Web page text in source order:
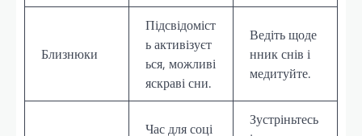
Близнюки
Підсвідоміст
ь активізуєт
ься, можливі
яскраві сни.
Ведіть щоде
нник снів і
медитуйте.
Час для соці
Зустріньтесь